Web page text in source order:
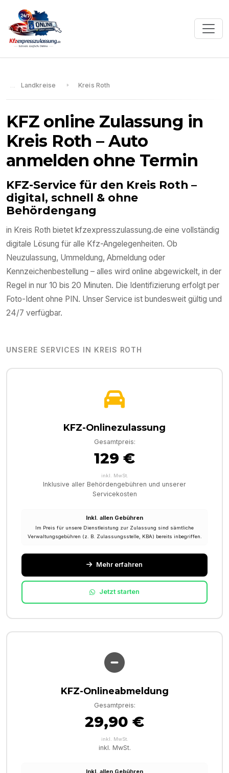
Landkreise Kreis Roth
KFZ online Zulassung in
Kreis Roth – Auto
anmelden ohne Termin
KFZ-Service für den Kreis Roth –
digital, schnell & ohne
Behördengang
in Kreis Roth bietet kfzexpresszulassung.de eine vollständig
digitale Lösung für alle Kfz-Angelegenheiten. Ob
Neuzulassung, Ummeldung, Abmeldung oder
Kennzeichenbestellung – alles wird online abgewickelt, in der
Regel in nur 10 bis 20 Minuten. Die Identifizierung erfolgt per
Foto-Ident ohne PIN. Unser Service ist bundesweit gültig und
24/7 verfügbar.
UNSERE SERVICES IN KREIS ROTH
KFZ-Onlinezulassung
Gesamtpreis:
129 €
inkl. MwSt.
Inklusive aller Behördengebühren und unserer
Servicekosten
Inkl. allen Gebühren
Im Preis für unsere Dienstleistung zur Zulassung sind sämtliche
Verwaltungsgebühren (z. B. Zulassungsstelle, KBA) bereits inbegriffen.
Mehr erfahren
Jetzt starten
KFZ-Onlineabmeldung
Gesamtpreis:
29,90 €
inkl. MwSt.
inkl. MwSt.
Inkl. allen Gebühren